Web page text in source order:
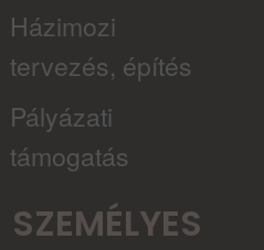
Házimozi
tervezés, építés
Pályázati
támogatás
SZEMÉLYES